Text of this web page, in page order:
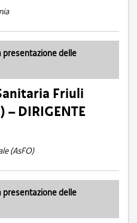
presentazione delle
Friuli
DIRIGENTE
(AsFO)
presentazione delle